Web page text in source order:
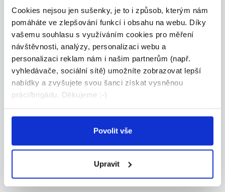
Cookies nejsou jen sušenky, je to i způsob, kterým nám
pomáháte ve zlepšování funkcí i obsahu na webu. Díky
vašemu souhlasu s využíváním cookies pro měření
návštěvnosti, analýzy, personalizaci webu a
personalizaci reklam nám i našim partnerům (např.
vyhledávače, sociální sítě) umožníte zobrazovat lepší
nabídky a zvyšujete svou šanci získat vysněnou
práci/brigádu. Děkujeme :-)
Povolit vše
Upravit
BILLA Stará Boleslav | Brigáda
na doplňování zboží
Pro našeho klienta hledáme brigádníky na pozici ...
Agentura STUDENT s.r.o.